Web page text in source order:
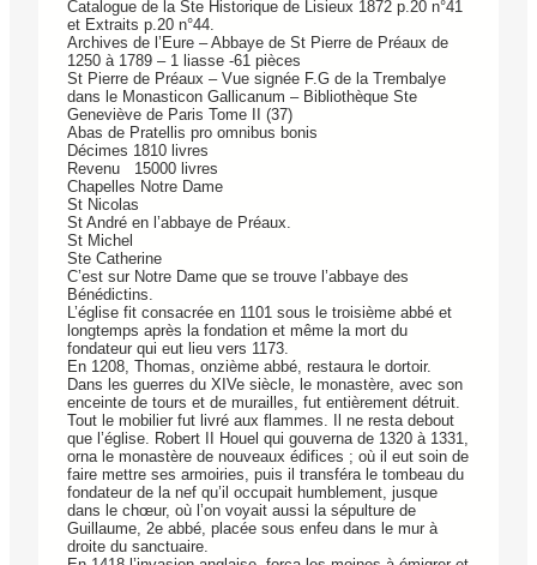
Catalogue de la Ste Historique de Lisieux 1872 p.20 n°41
et Extraits p.20 n°44.
Archives de l’Eure – Abbaye de St Pierre de Préaux de
1250 à 1789 – 1 liasse -61 pièces
St Pierre de Préaux – Vue signée F.G de la Trembalye
dans le Monasticon Gallicanum – Bibliothèque Ste
Geneviève de Paris Tome II (37)
Abas de Pratellis pro omnibus bonis
Décimes 1810 livres
Revenu 15000 livres
Chapelles Notre Dame
St Nicolas
St André en l’abbaye de Préaux.
St Michel
Ste Catherine
C’est sur Notre Dame que se trouve l’abbaye des
Bénédictins.
L’église fit consacrée en 1101 sous le troisième abbé et
longtemps après la fondation et même la mort du
fondateur qui eut lieu vers 1173.
En 1208, Thomas, onzième abbé, restaura le dortoir.
Dans les guerres du XIVe siècle, le monastère, avec son
enceinte de tours et de murailles, fut entièrement détruit.
Tout le mobilier fut livré aux flammes. Il ne resta debout
que l’église. Robert II Houel qui gouverna de 1320 à 1331,
orna le monastère de nouveaux édifices ; où il eut soin de
faire mettre ses armoiries, puis il transféra le tombeau du
fondateur de la nef qu’il occupait humblement, jusque
dans le chœur, où l’on voyait aussi la sépulture de
Guillaume, 2e abbé, placée sous enfeu dans le mur à
droite du sanctuaire.